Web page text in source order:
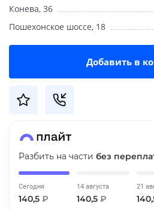
Конева, 36
Пошехонское шоссе, 18
Добавить в
Разбить на части без
Сегодня
140,5 ₽
14 августа
140,5 ₽
21
Оставшиеся75% будут
списыватьсяс вашей
каждые 2 недели
об оплате Плайтом
Остались